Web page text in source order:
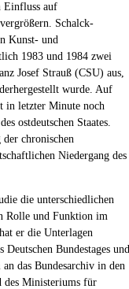
Einfluss auf
Schalck-
Kunst- und
1983 und 1984 zwei
Josef Strauß (CSU) aus,
wurde. Auf
in letzter Minute noch
ostdeutschen Staates.
chronischen
Niedergang des
die unterschiedlichen
Rolle und Funktion im
er die Unterlagen
Deutschen Bundestages und
das Bundesarchiv in den
des Ministeriums für